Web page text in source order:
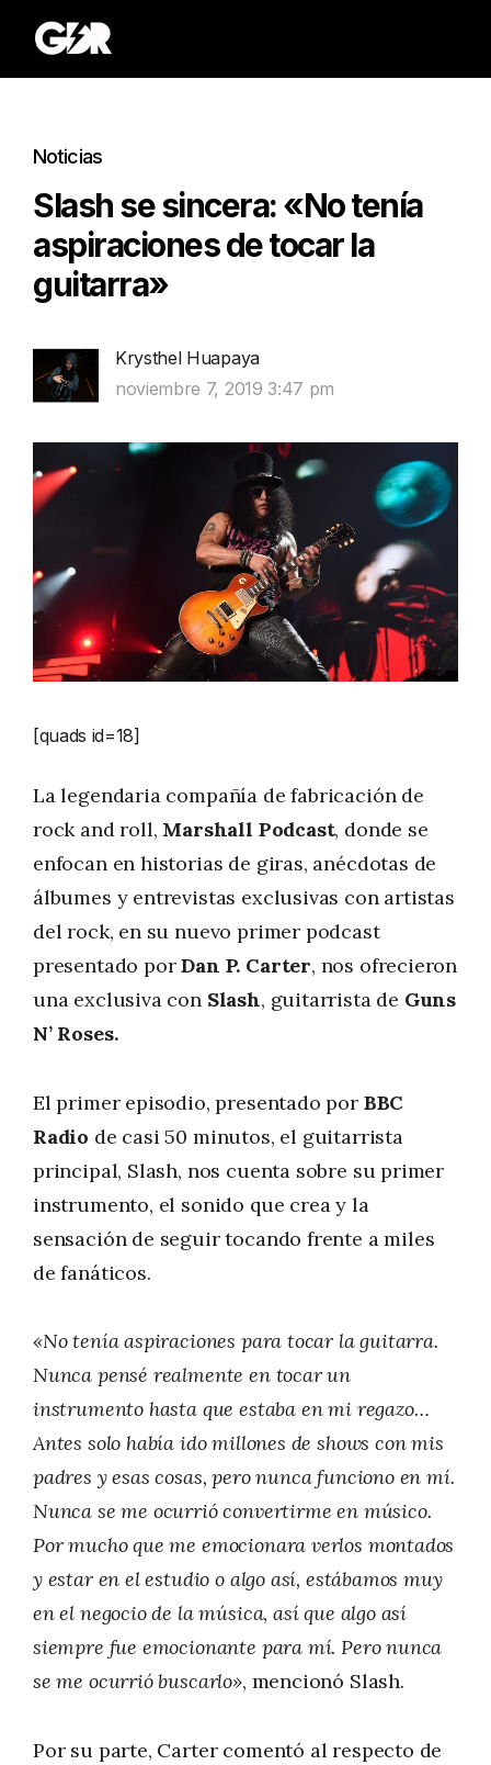
Noticias
Slash se sincera: «No tenía
aspiraciones de tocar la
guitarra»
Krysthel Huapaya
noviembre 7, 2019 3:47 pm
[quads id=18]
La legendaria compañía de fabricación de
rock and roll, Marshall Podcast, donde se
enfocan en historias de giras, anécdotas de
álbumes y entrevistas exclusivas con artistas
del rock, en su nuevo primer podcast
presentado porDan P. Carter, nos ofrecieron
una exclusiva con Slash, guitarrista de Guns
N’ Roses.
El primer episodio, presentado por BBC
Radio de casi 50 minutos, el guitarrista
principal, Slash, nos cuenta sobre su primer
instrumento, el sonido que crea y la
sensación de seguir tocando frente a miles
de fanáticos.
«No tenía aspiraciones para tocar la guitarra.
Nunca pensé realmente en tocar un
instrumento hasta que estaba en mi regazo…
Antes solo había ido millones de shows con mis
padres y esas cosas, pero nunca funciono en mí.
Nunca se me ocurrió convertirme en músico.
Por mucho que me emocionara verlos montados
y estar en el estudio o algo así, estábamos muy
en el negocio de la música, así que algo así
siempre fue emocionante para mí. Pero nunca
se me ocurrió buscarlo», mencionó Slash.
Por su parte, Carter comentó al respecto de